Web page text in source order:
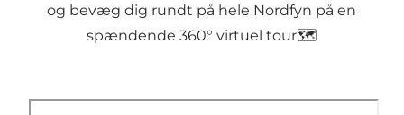
og bevæg dig rundt på hele Nordfyn på en
spændende 360° virtuel tour🗺️